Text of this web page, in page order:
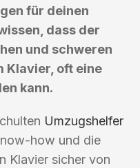
für deinen
dass der
und schweren
Klavier, oft eine
kann.
Umzugshelfer
how und die
Klavier sicher von